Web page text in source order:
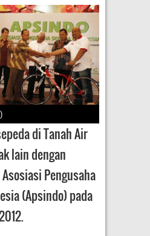
di Tanah Air
lain dengan
Pengusaha
(Apsindo) pada